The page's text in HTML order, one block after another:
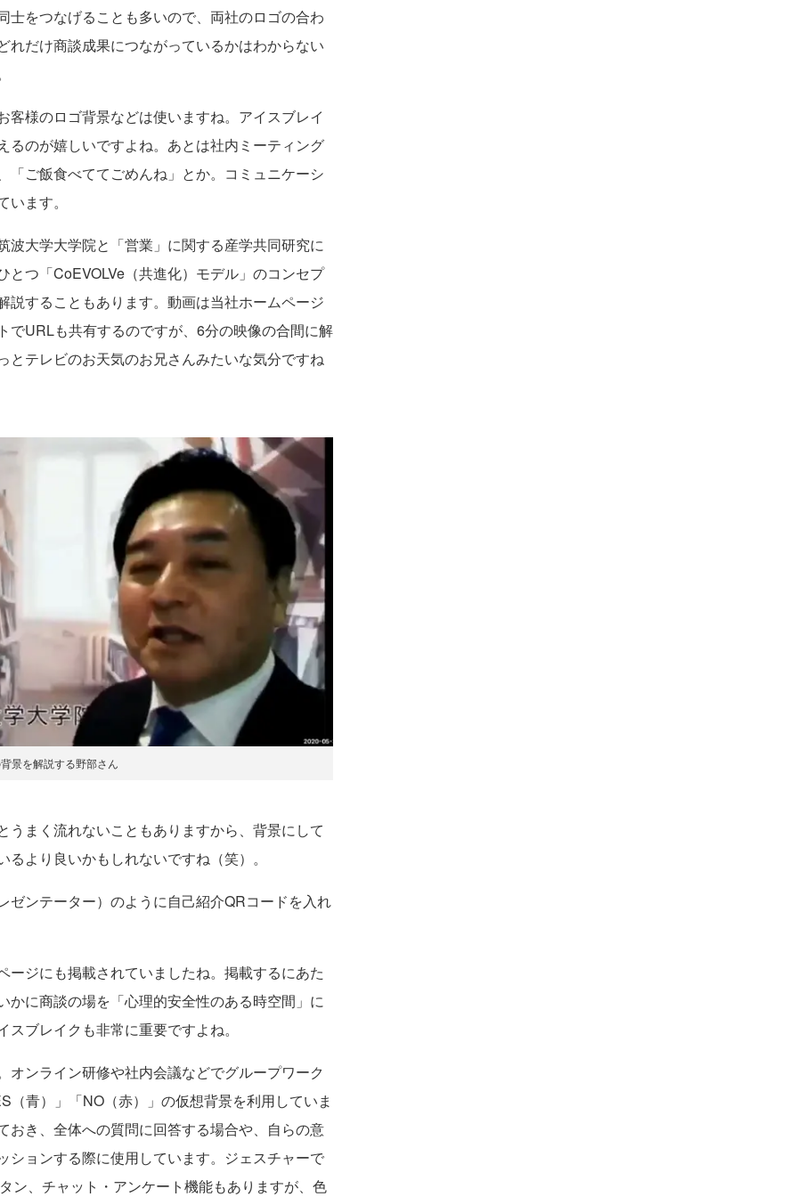
士をつなげることも多いので、両社のロゴの合わ
れだけ商談成果につながっているかはわからない
様のロゴ背景などは使いますね。アイスブレイ
るのが嬉しいですよね。あとは社内ミーティング
「ご飯食べててごめんね」とか。コミュニケーシ
ます。
波大学大学院と「営業」に関する産学共同研究に
とつ「CoEVOLVe（共進化）モデル」のコンセプ
説することもあります。動画は当社ホームページ
でURLも共有するのですが、6分の映像の合間に解
とテレビのお天気のお兄さんみたいな気分ですね
景を解説する野部さん
うまく流れないこともありますから、背景にして
より良いかもしれないですね（笑）。
ンテーター）のように自己紹介QRコードを入れ
ージにも掲載されていましたね。掲載するにあた
かに商談の場を「心理的安全性のある時空間」に
ブレイクも非常に重要ですよね。
オンライン研修や社内会議などでグループワーク
青）」「NO（赤）」の仮想背景を利用していま
おき、全体への質問に回答する場合や、自らの意
ションする際に使用しています。ジェスチャーで
ン、チャット・アンケート機能もありますが、色